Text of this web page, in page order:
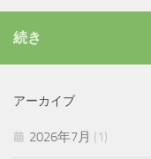
続き
アーカイブ
2026年7月 (1)